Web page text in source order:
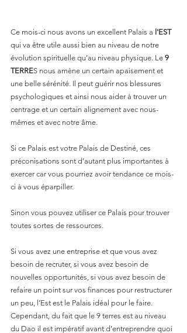
Ce mois-ci nous avons un excellent Palais a l'EST
qui va être utile aussi bien au niveau de notre
évolution spirituelle qu’au niveau physique. Le 9
TERRES nous amène un certain apaisement et
une belle sérénité. Il peut guérir nos blessures
psychologiques et ainsi nous aider à trouver un
centrage et un certain alignement avec nous-
mêmes et avec notre âme.
Si ce Palais est votre Palais de Destiné, ces
préconisations sont d’autant plus importantes à
exercer car vous pourriez avoir tendance ce mois-
ci à vous éparpiller.
Sinon vous pouvez utiliser ce Palais pour trouver
toutes sortes de ressources.
Si vous avez une entreprise et que vous avez
besoin de recruter, si vous avez besoin de
nouvelles opportunités, si vous avez besoin de
refaire un point sur vos finances pour restructurer
un peu, l’Est est le Palais idéal pour le faire.
Cependant, du fait que le 9 terres est au niveau
du Dao il est impératif avant d’entreprendre quoi